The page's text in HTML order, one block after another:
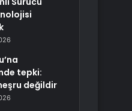
tepki:
değildir